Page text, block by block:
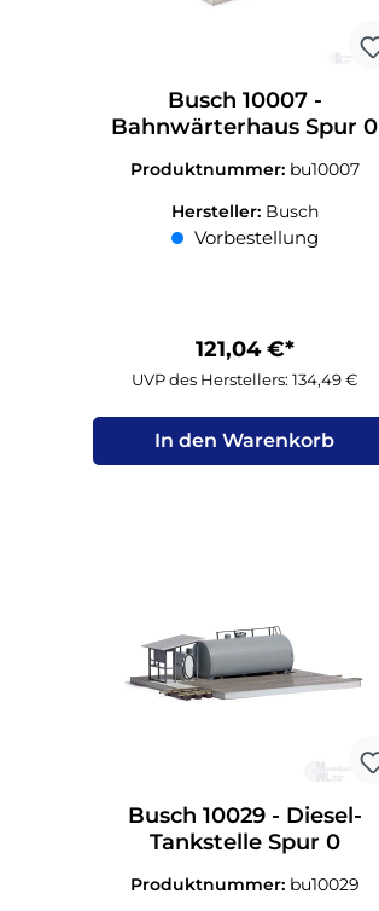
Busch 10007 -
Bahnwärterhaus Spur 0
Produktnummer: bu10007
Hersteller: Busch
Vorbestellung
121,04 €*
UVP des Herstellers: 134,49 €
In den Warenkorb
Busch 10029 - Diesel-
Tankstelle Spur 0
Produktnummer: bu10029